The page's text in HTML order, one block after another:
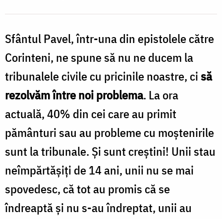
Sfântul Pavel, într-una din epistolele către
Corinteni, ne spune să nu ne ducem la
tribunalele civile cu pricinile noastre, cisă
rezolvăm între noi problema. La ora
actuală, 40% din cei care au primit
pământuri sau au probleme cu moștenirile
sunt la tribunale. Și sunt creștini! Unii stau
neîmpărtășiți de 14 ani, unii nu se mai
spovedesc, că tot au promis că se
îndreaptă și nu s-au îndreptat, unii au